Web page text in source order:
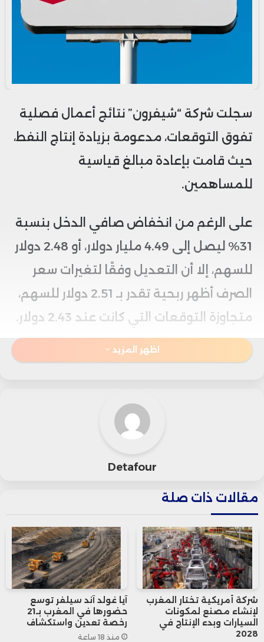
سجلت شركة “شيفرون” نتائج أعمال فصلية
تفوق التوقعات، مدعومة بزيادة إنتاج النفط،
حيث قامت بإعادة مبالغ قياسية
للمساهمين.
على الرغم من انخفاض صافي الدخل بنسبة
31% ليصل إلى 4.49 مليار دولار، أو 2.48 دولار
للسهم، إلا أن التعديل وفقًا لتغيرات سعر
الصرف أظهر ربحية تقدر بـ 2.51 دولار للسهم،
متجاوزة التوقعات التي كانت عند 2.43 دولار.
مقارنةً بالإيرادات المسجلة في نفس الفترة
في الربع الثالث، أنتجت الشركة الأمريكية
3.36 مليون برميل يوميًا من المكافئ
النفطي، بزيادة قدرها 7% عن نفس الفترة
من عام 2023، مدعومةً بإنتاج قياسي في
الحوض البرمي.
كما أعادت “شيفرون” 7.7 مليار دولار
اظهر المزيد
Detafour
مقالات ذات صلة
شركة أمريكية تختار المغرب
لإنشاء مصنع لمكونات
السيارات وبدء الإنتاج في
2028
آيا غولد آند سيلفر توسع
حضورها في المغرب بـ21
رخصة تعدين واستكشاف
منذ 18 ساعة